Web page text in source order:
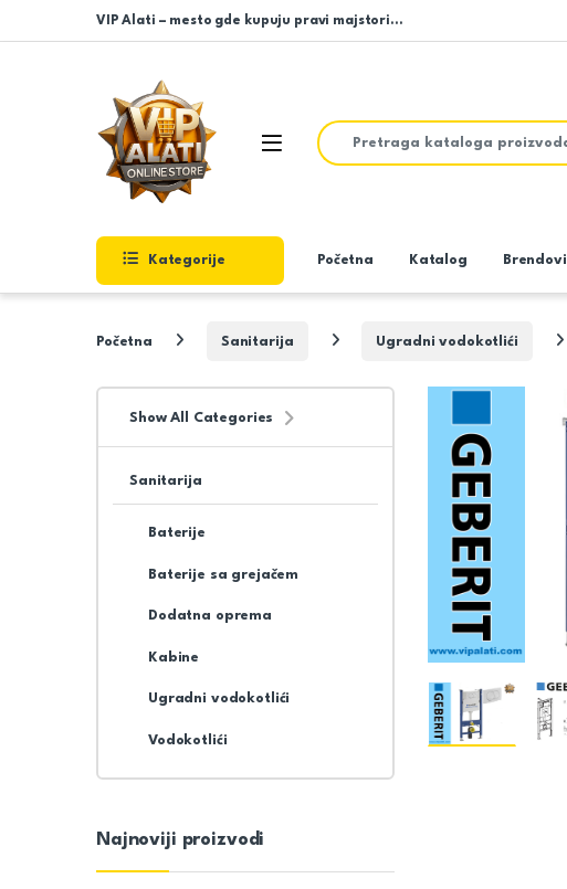
Skip to navigation
Skip to content
VIP Alati – mesto gde kupuju pravi majstori…
Open
Search for:
Kategorije Početna Katalog Brendovi
Početna Sanitarija Ugradni vodokotlići
Show All Categories
Sanitarija
Baterije
Baterije sa grejačem
Dodatna oprema
Kabine
Ugradni vodokotlići
Vodokotlići
Najnoviji proizvodi